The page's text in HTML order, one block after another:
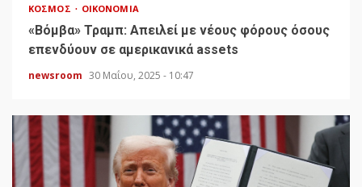
ΚΌΣΜΟΣ ΟΙΚΟΝΟΜΊΑ
«Bόμβα» Τραμπ: Απειλεί με νέους φόρους όσους
επενδύουν σε αμερικανικά assets
newsroom 30 Μαΐου, 2025 - 10:47